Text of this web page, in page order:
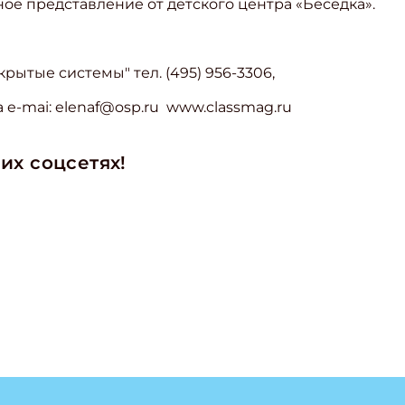
представление от детского центра «Беседка».
системы" тел. (495) 956-3306,
mai: elenaf@osp.ru www.classmag.ru
соцсетях!